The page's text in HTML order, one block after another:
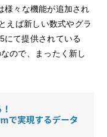
様々な機能が追加され
えば新しい数式やグラ
にて提供されている
ので、まったく新し